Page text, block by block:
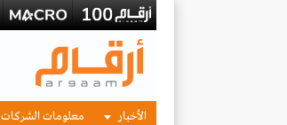
الأخبار معلومات الشركات